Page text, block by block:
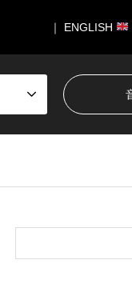
｜ ENGLISH